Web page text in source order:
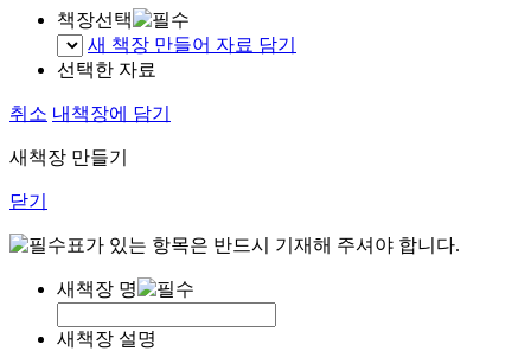
책장선택
새 책장 만들어 자료 담기
선택한 자료
취소 내책장에 담기
새책장 만들기
닫기
표가 있는 항목은 반드시 기재해 주셔야 합니다.
새책장 명
새책장 설명